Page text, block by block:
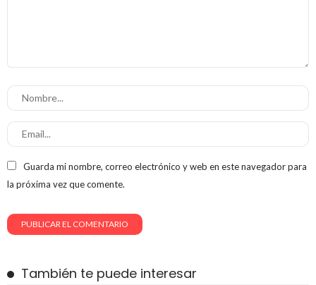
Guarda mi nombre, correo electrónico y web en este navegador para
la próxima vez que comente.
También te puede interesar